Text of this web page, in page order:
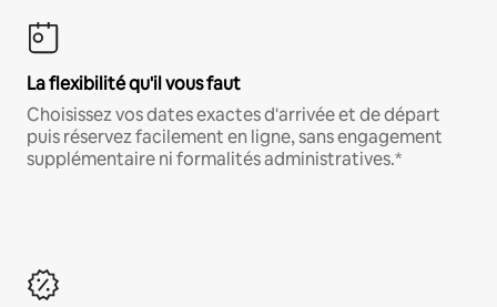
La flexibilité qu'il vous faut
Choisissez vos dates exactes d'arrivée et de départ
puis réservez facilement en ligne, sans engagement
supplémentaire ni formalités administratives.*